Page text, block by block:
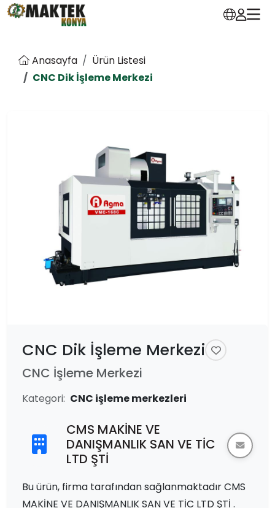
Anasayfa
Ürün Listesi
CNC Dik İşleme Merkezi
CNC Dik İşleme Merkezi
CNC İşleme Merkezi
Kategori: CNC işleme merkezleri
CMS MAKİNE VE
DANIŞMANLIK SAN VE TİC
LTD ŞTİ
Bu ürün, firma tarafından sağlanmaktadır CMS
MAKİNE VE DANIŞMANLIK SAN VE TİC LTD ŞTİ .